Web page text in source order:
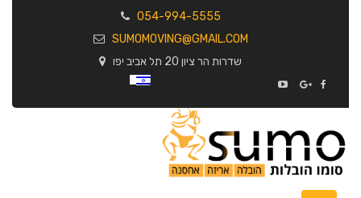
054-994-5555
SUMOMOVING@GMAIL.COM
שדרות הר ציון 20 תל אביב יפו